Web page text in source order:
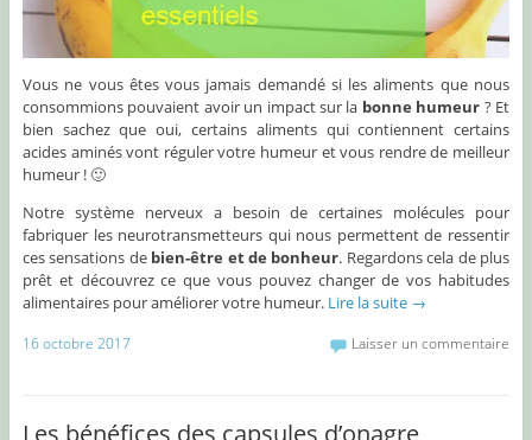
Vous ne vous êtes vous jamais demandé si les aliments que nous
consommions pouvaient avoir un impact sur la bonne humeur ? Et
bien sachez que oui, certains aliments qui contiennent certains
acides aminés vont réguler votre humeur et vous rendre de meilleur
humeur ! 🙂
Notre système nerveux a besoin de certaines molécules pour
fabriquer les neurotransmetteurs qui nous permettent de ressentir
ces sensations de bien-être et de bonheur. Regardons cela de plus
prêt et découvrez ce que vous pouvez changer de vos habitudes
alimentaires pour améliorer votre humeur. Lire la suite →
16 octobre 2017 Laisser un commentaire